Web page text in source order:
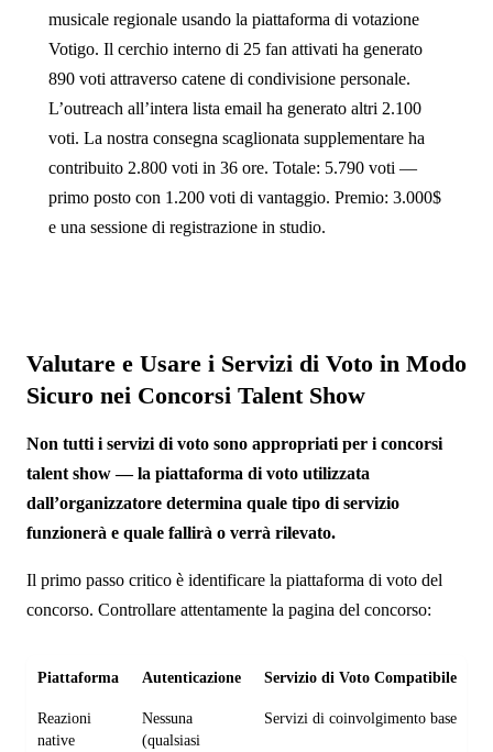
musicale regionale usando la piattaforma di votazione
Votigo. Il cerchio interno di 25 fan attivati ha generato
890 voti attraverso catene di condivisione personale.
L’outreach all’intera lista email ha generato altri 2.100
voti. La nostra consegna scaglionata supplementare ha
contribuito 2.800 voti in 36 ore. Totale: 5.790 voti —
primo posto con 1.200 voti di vantaggio. Premio: 3.000$
e una sessione di registrazione in studio.
Valutare e Usare i Servizi di Voto in Modo
Sicuro nei Concorsi Talent Show
Non tutti i servizi di voto sono appropriati per i concorsi
talent show — la piattaforma di voto utilizzata
dall’organizzatore determina quale tipo di servizio
funzionerà e quale fallirà o verrà rilevato.
Il primo passo critico è identificare la piattaforma di voto del
concorso. Controllare attentamente la pagina del concorso:
Piattaforma Autenticazione Servizio di Voto Compatibile
Reazioni
native
Nessuna
(qualsiasi
Servizi di coinvolgimento base